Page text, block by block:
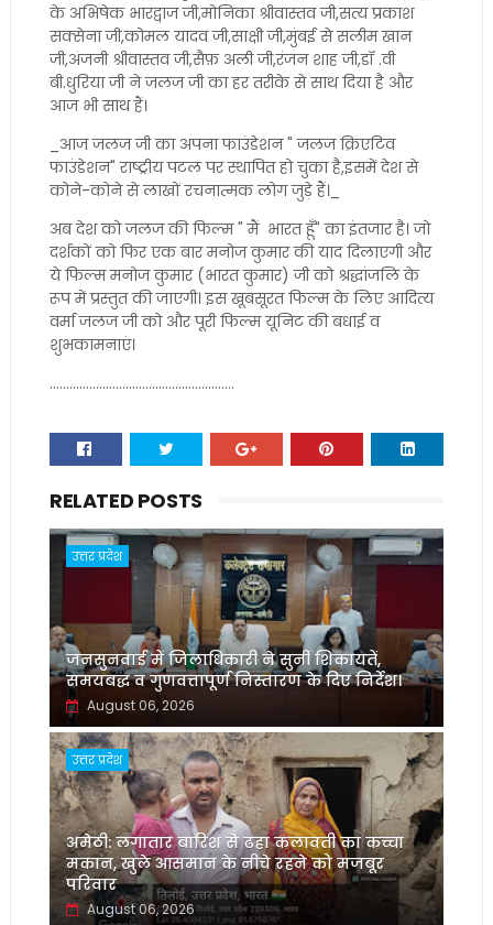
के अभिषेक भारद्वाज जी,मोनिका श्रीवास्तव जी,सत्य प्रकाश
सक्सेना जी,कोमल यादव जी,साक्षी जी,मुंबई से सलीम खान
जी,अंजनी श्रीवास्तव जी,सैफ़ अली जी,रंजन शाह जी,डॉ .वी
बी.धुरिया जी ने जलज जी का हर तरीके से साथ दिया है और
आज भी साथ हैं।
_आज जलज जी का अपना फाउंडेशन " जलज क्रिएटिव
फाउंडेशन" राष्ट्रीय पटल पर स्थापित हो चुका है,इसमें देश से
कोने-कोने से लाखों रचनात्मक लोग जुड़े हैं।_
अब देश को जलज की फिल्म " मैं भारत हूँ" का इंतजार है। जो
दर्शकों को फिर एक बार मनोज कुमार की याद दिलाएगी और
ये फिल्म मनोज कुमार (भारत कुमार) जी को श्रद्धांजलि के
रूप में प्रस्तुत की जाएगी। इस खूबसूरत फिल्म के लिए आदित्य
वर्मा जलज जी को और पूरी फिल्म यूनिट की बधाई व
शुभकामनाएं।
........................................................
RELATED POSTS
उत्तर प्रदेश
जनसुनवाई में जिलाधिकारी ने सुनीं शिकायतें,
समयबद्ध व गुणवत्तापूर्ण निस्तारण के दिए निर्देश।
August 06, 2026
उत्तर प्रदेश
अमेठी: लगातार बारिश से ढहा कलावती का कच्चा
मकान, खुले आसमान के नीचे रहने को मजबूर
परिवार
August 06, 2026